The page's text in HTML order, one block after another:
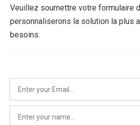
Veuillez soumettre votre formulaire
personnaliserons la solution la plus
besoins.